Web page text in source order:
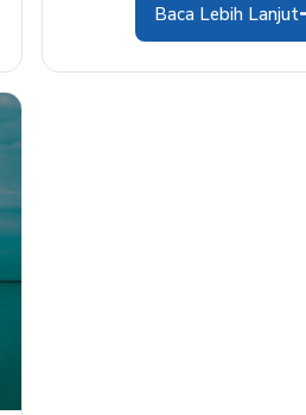
Baca Lebih Lanjut